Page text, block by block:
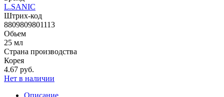
L.SANIC
Штрих-код
8809809801113
Обьем
25 мл
Страна производства
Корея
4.67 руб.
Нет в наличии
Описание